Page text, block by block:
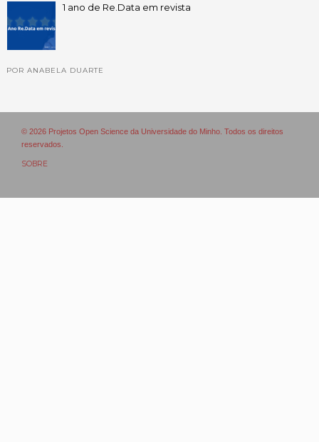
1 ano de Re.Data em revista
POR ANABELA DUARTE
© 2026 Projetos Open Science da Universidade do Minho. Todos os direitos
reservados.
SOBRE